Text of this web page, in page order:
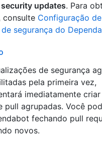
updates. Para
consulte Configuração de
segurança do
de segurança
pela primeira vez,
imediatamente criar
pull agrupadas. Você
fechando pull
novos.